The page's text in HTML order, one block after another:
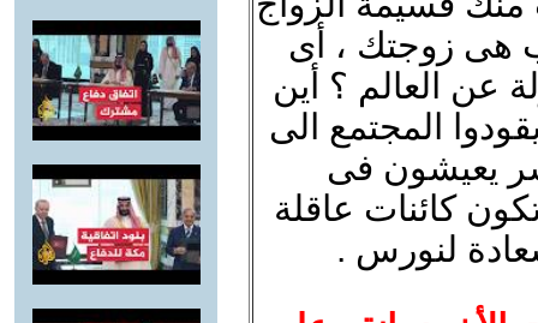
هى زوجتك ، أى
عن العالم ؟ أين
المجتمع الى
يعيشون فى
كائنات عاقلة
لنورس .